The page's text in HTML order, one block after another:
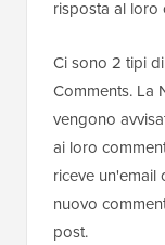
risposta al loro
Ci sono 2 tipi
Comments. La
vengono
ai loro
riceve un'email
nuovo
post.